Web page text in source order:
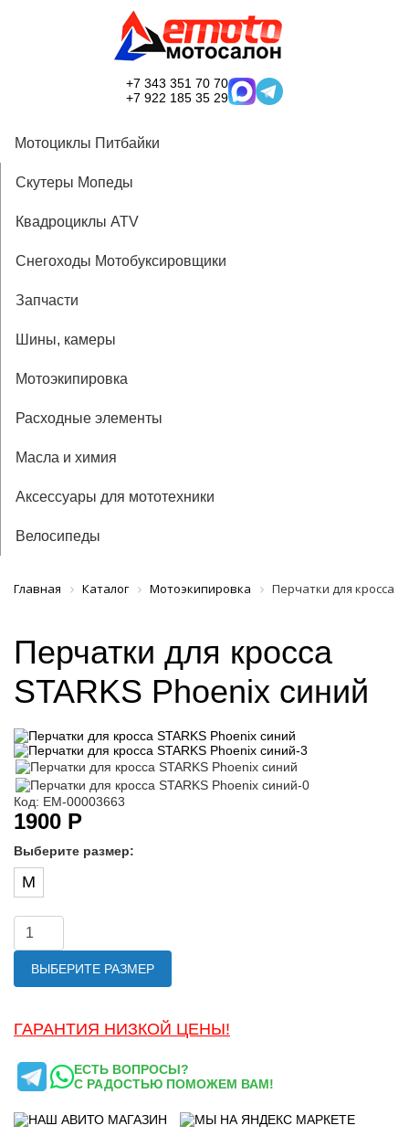
+7 343 351 70 70
+7 922 185 35 29
Мотоциклы Питбайки
Скутеры Мопеды
Квадроциклы ATV
Снегоходы Мотобуксировщики
Запчасти
Шины, камеры
Мотоэкипировка
Расходные элементы
Масла и химия
Аксессуары для мототехники
Велосипеды
Главная Каталог Мотоэкипировка Перчатки для кросса
Перчатки для кросса
STARKS Phoenix синий
Код: ЕМ-00003663
1900 Р
Выберите размер:
M
ВЫБЕРИТЕ РАЗМЕР
ГАРАНТИЯ НИЗКОЙ ЦЕНЫ!
ЕСТЬ ВОПРОСЫ?
С РАДОСТЬЮ ПОМОЖЕМ ВАМ!